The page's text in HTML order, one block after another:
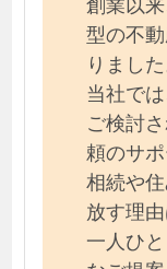
型の不
りました
当社で
ご検討
頼のサ
相続や
放す理
一人ひ